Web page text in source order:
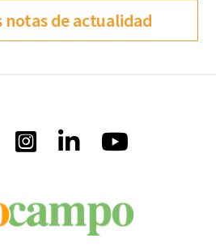
notas de actualidad